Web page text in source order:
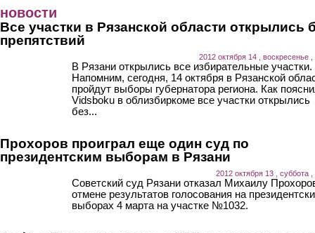
новости
Все участки в Рязанской области открылись
препятствий
2012 октября 14 , воскресенье ,
В Рязани открылись все избирательные участки.
Напомним, сегодня, 14 октября в Рязанской
пройдут выборы губернатора региона. Как
Vidsboku в облизбиркоме все участки открылись
без...
Прохоров проиграл еще один суд по
президентским выборам в Рязани
2012 октября 13 , суббота ,
Советский суд Рязани отказал Михаилу
отмене результатов голосования на
выборах 4 марта на участке №1032.